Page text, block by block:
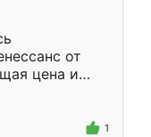
от
цена и
Приехавший
1